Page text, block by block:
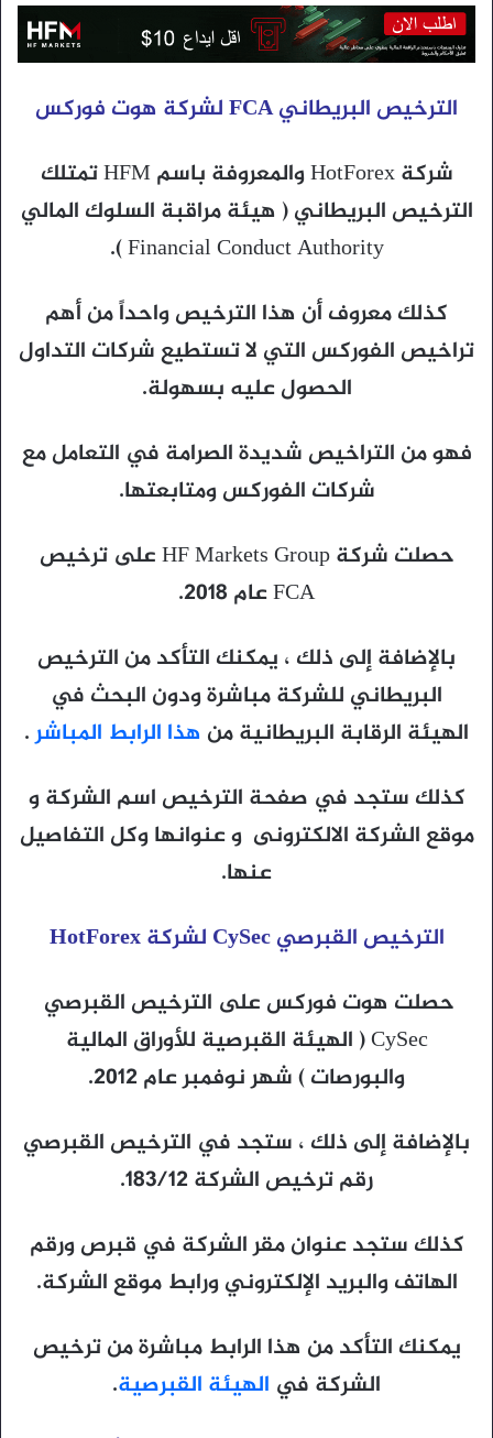
الترخيص البريطاني FCA لشركة هوت فوركس
شركة HotForex والمعروفة باسم HFM تمتلك
الترخيص البريطاني ( هيئة مراقبة السلوك المالي
Financial Conduct Authority ).
كذلك معروف أن هذا الترخيص واحداً من أهم
تراخيص الفوركس التي لا تستطيع شركات التداول
الحصول عليه بسهولة.
فهو من التراخيص شديدة الصرامة في التعامل مع
شركات الفوركس ومتابعتها.
حصلت شركة HF Markets Group على ترخيص
FCA عام 2018.
بالإضافة إلى ذلك ، يمكنك التأكد من الترخيص
البريطاني للشركة مباشرة ودون البحث في
الهيئة الرقابة البريطانية من هذا الرابط المباشر.
كذلك ستجد في صفحة الترخيص اسم الشركة و
موقع الشركة الالكترونى و عنوانها وكل التفاصيل
عنها.
الترخيص القبرصي CySec لشركة HotForex
حصلت هوت فوركس على الترخيص القبرصي
CySec ( الهيئة القبرصية للأوراق المالية
والبورصات ) شهر نوفمبر عام 2012.
بالإضافة إلى ذلك ، ستجد في الترخيص القبرصي
رقم ترخيص الشركة 183/12.
كذلك ستجد عنوان مقر الشركة في قبرص ورقم
الهاتف والبريد الإلكتروني ورابط موقع الشركة.
يمكنك التأكد من هذا الرابط مباشرة من ترخيص
الشركة في الهيئة القبرصية.